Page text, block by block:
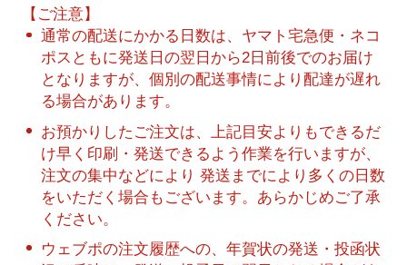
【ご注意】
通常の配送にかかる日数は、ヤマト宅急便・ネコ
ポスともに発送日の翌日から2日前後でのお届け
となりますが、個別の配送事情により配達が遅れ
る場合があります。
お預かりしたご注文は、上記目安よりもできるだ
け早く印刷・発送できるよう作業を行いますが、
注文の集中などにより 発送までにより多くの日数
をいただく場合もございます。あらかじめご了承
ください。
ウェブポの注文履歴への、年賀状の発送・投函状